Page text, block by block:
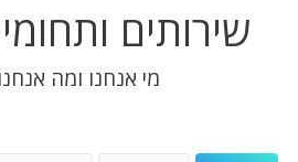
שירותים
מי אנחנו ומה